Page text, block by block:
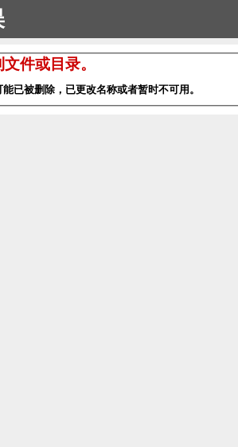
件或目录。
已被删除，已更改名称或者暂时不可用。